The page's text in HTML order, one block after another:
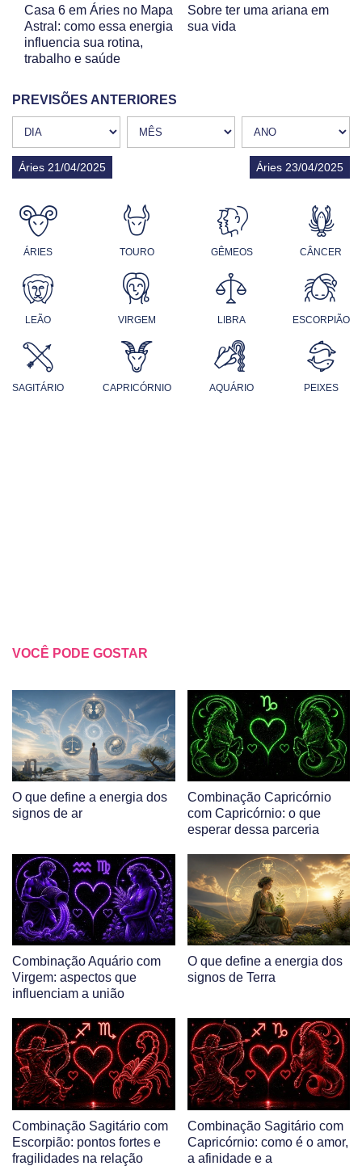
Casa 6 em Áries no Mapa
Astral: como essa energia
influencia sua rotina,
trabalho e saúde
Sobre ter uma ariana em
sua vida
PREVISÕES ANTERIORES
Áries 21/04/2025 Áries 23/04/2025
ÁRIES TOURO GÊMEOS CÂNCER
LEÃO VIRGEM LIBRA ESCORPIÃO
SAGITÁRIO CAPRICÓRNIO AQUÁRIO PEIXES
VOCÊ PODE GOSTAR
O que define a energia dos
signos de ar
Combinação Capricórnio
com Capricórnio: o que
esperar dessa parceria
Combinação Aquário com
Virgem: aspectos que
influenciam a união
O que define a energia dos
signos de Terra
Combinação Sagitário com
Escorpião: pontos fortes e
fragilidades na relação
Combinação Sagitário com
Capricórnio: como é o amor,
a afinidade e a